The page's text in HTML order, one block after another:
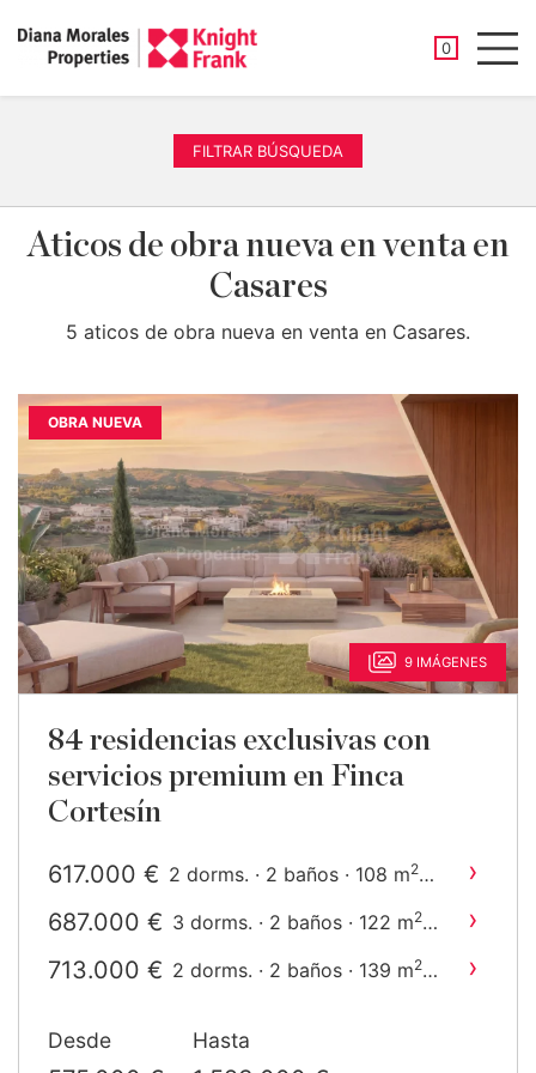
0
FILTRAR BÚSQUEDA
Aticos de obra nueva en venta en
Casares
5 aticos de obra nueva en venta en Casares.
OBRA NUEVA
9 IMÁGENES
84 residencias exclusivas con
servicios premium en Finca
Cortesín
617.000 € 2 dorms. · 2 baños · 108 m2 ›
687.000 € 3 dorms. · 2 baños · 122 m2 ›
713.000 € 2 dorms. · 2 baños · 139 m2 ›
construido
1.011.000 € 2 dorms. · 2 baños · 155 m
Desde Hasta